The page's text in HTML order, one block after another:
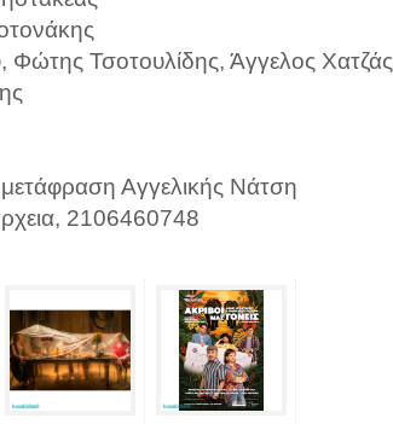
Τσοτουλίδης, Άγγελος Χατζάς
μετάφραση Αγγελικής Νάτση
2106460748